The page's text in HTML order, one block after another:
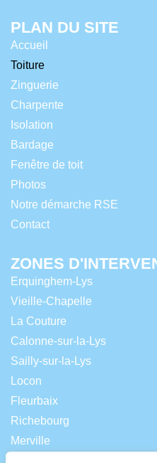
PLAN DU SITE
Accueil
Toiture
Zinguerie
Charpente
Isolation
Bardage
Fenêtre de toit
Photos
Notre démarche RSE
Contact
ZONES
Erquinghem-Lys
Vieille-Chapelle
La Couture
Calonne-sur-la-Lys
Sailly-sur-la-Lys
Locon
Fleurbaix
Richebourg
Merville